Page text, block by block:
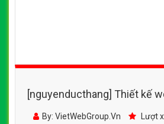
[nguyenducthang] Thiết kế
ứng xi măng -
By: VietWebGroup.Vn Lượt